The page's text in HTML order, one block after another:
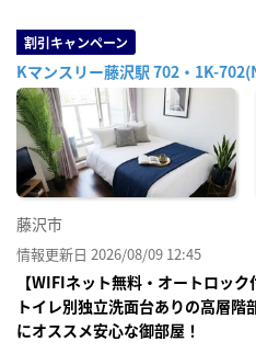
割引キャンペーン
Kマンスリー藤沢駅 702・1K-
藤沢市
情報更新日 2026/08/09 12:45
【WIFIネット無料・オートロッ
トイレ別独立洗面台ありの高層階
にオススメ安心な御部屋！